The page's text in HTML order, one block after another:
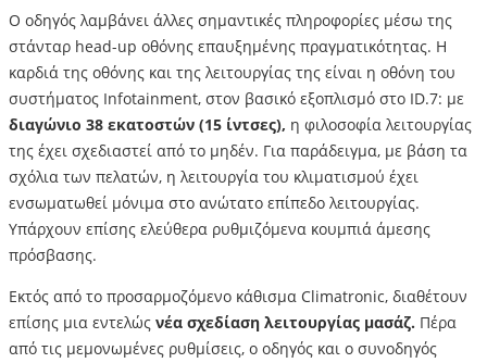
Ο οδηγός λαμβάνει άλλες σημαντικές πληροφορίες μέσω της
στάνταρ head-up οθόνης επαυξημένης πραγματικότητας. Η
καρδιά της οθόνης και της λειτουργίας της είναι η οθόνη του
συστήματος Infotainment, στον βασικό εξοπλισμό στο ID.7: με
διαγώνιο 38 εκατοστών (15 ίντσες), η φιλοσοφία λειτουργίας
της έχει σχεδιαστεί από το μηδέν. Για παράδειγμα, με βάση τα
σχόλια των πελατών, η λειτουργία του κλιματισμού έχει
ενσωματωθεί μόνιμα στο ανώτατο επίπεδο λειτουργίας.
Υπάρχουν επίσης ελεύθερα ρυθμιζόμενα κουμπιά άμεσης
πρόσβασης.
Εκτός από το προσαρμοζόμενο κάθισμα Climatronic, διαθέτουν
επίσης μια εντελώς νέα σχεδίαση λειτουργίας μασάζ. Πέρα
από τις μεμονωμένες ρυθμίσεις, ο οδηγός και ο συνοδηγός